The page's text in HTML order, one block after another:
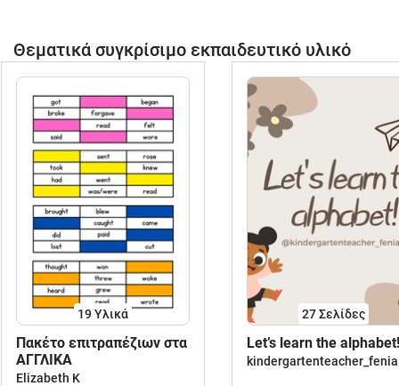
Θεματικά συγκρίσιμο εκπαιδευτικό υλικό
19 Υλικά
Πακέτο επιτραπέζιων στα
ΑΓΓΛΙΚΑ
Elizabeth K
27Σελίδες
Let’s learn the alphabet!
kindergartenteacher_fenia